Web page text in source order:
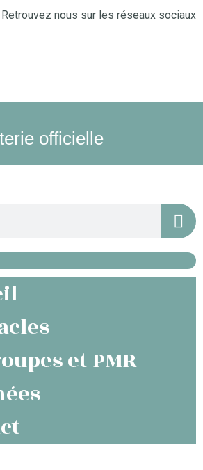
Retrouvez nous sur les réseaux sociaux
officielle
et PMR